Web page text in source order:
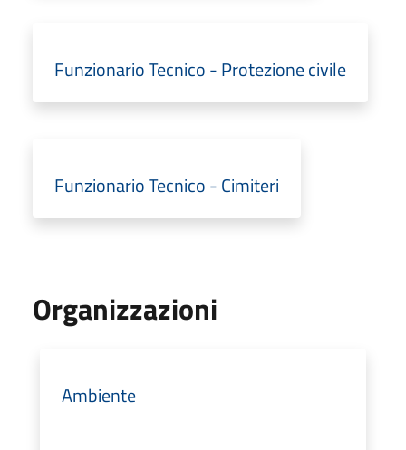
Funzionario Tecnico - Protezione civile
Funzionario Tecnico - Cimiteri
Organizzazioni
Ambiente